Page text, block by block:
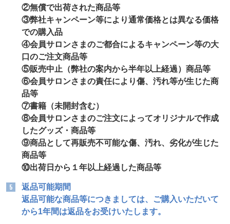
②無償で出荷された商品等
③弊社キャンペーン等により通常価格とは異なる価格
での購入品
④会員サロンさまのご都合によるキャンペーン等の大
口のご注文商品等
⑤販売中止（弊社の案内から半年以上経過）商品等
⑥会員サロンさまの責任により傷、汚れ等が生じた商
品等
⑦書籍（未開封含む）
⑧会員サロンさまのご注文によってオリジナルで作成
したグッズ・商品等
⑨商品として再販売不可能な傷、汚れ、劣化が生じた
商品等
⑩出荷日から１年以上経過した商品等
返品可能期間
返品可能な商品等につきましては、ご購入いただいて
から1年間は返品をお受けいたします。